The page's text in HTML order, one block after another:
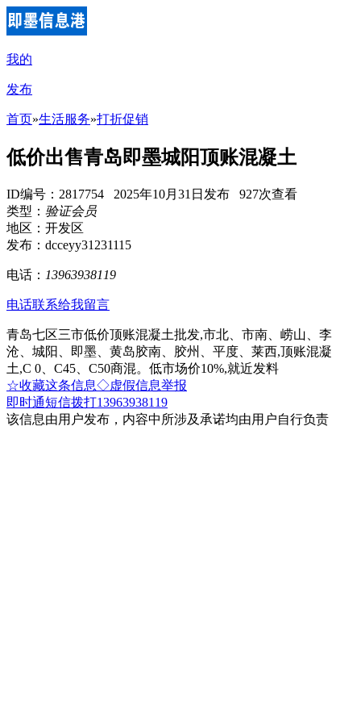
我的
发布
首页»生活服务»打折促销
低价出售青岛即墨城阳顶账混凝土
ID编号：2817754 2025年10月31日发布 927次查看
类型： 验证会员
地区：开发区
发布：dcceyy31231115
电话： 13963938119
电话联系给我留言
青岛七区三市低价顶账混凝土批发,市北、市南、崂山、李
沧、城阳、即墨、黄岛胶南、胶州、平度、莱西,顶账混凝
土,C 0、C45、C50商混。低市场价10%,就近发料
☆收藏这条信息◇虚假信息举报
即时通短信拨打13963938119
该信息由用户发布，内容中所涉及承诺均由用户自行负责